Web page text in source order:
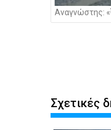
Αναγνώστης:
Σχετικές